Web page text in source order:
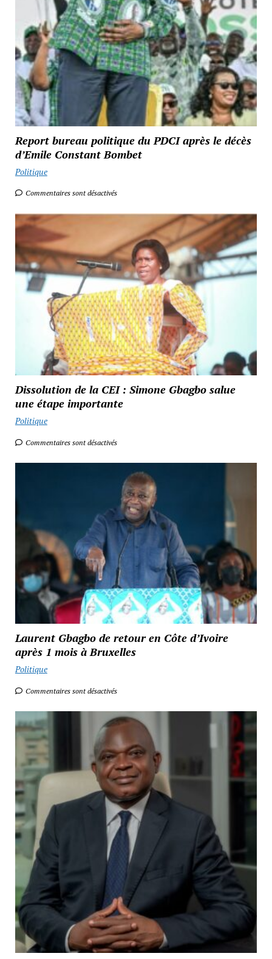
Report bureau politique du PDCI après le décès
d’Emile Constant Bombet
Politique
Commentaires sont désactivés
Dissolution de la CEI : Simone Gbagbo salue
une étape importante
Politique
Commentaires sont désactivés
Laurent Gbagbo de retour en Côte d’Ivoire
après 1 mois à Bruxelles
Politique
Commentaires sont désactivés